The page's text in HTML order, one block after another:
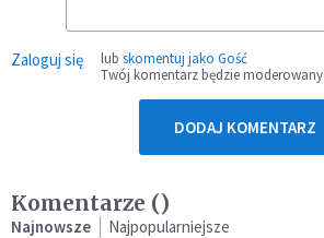
Zaloguj się lub skomentuj jako Gość
Twój komentarz będzie moderowany
DODAJ KOMENTARZ
Komentarze ()
Najnowsze Najpopularniejsze